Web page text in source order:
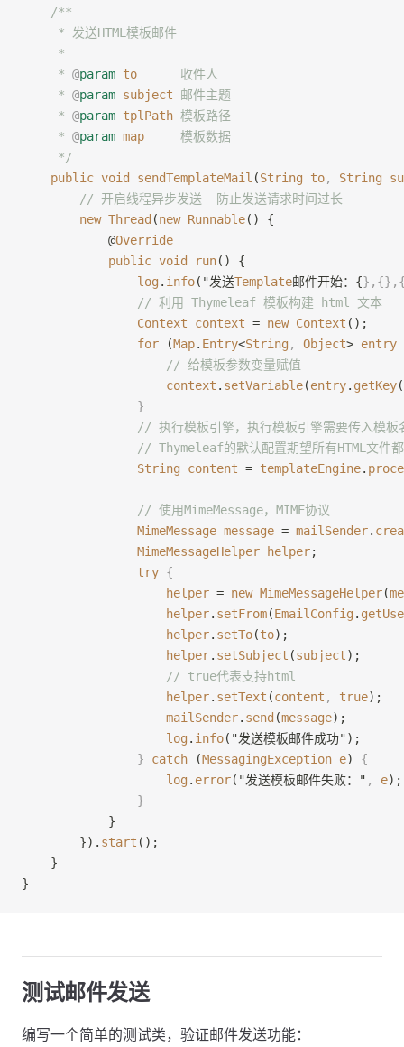
    /**
     * 发送HTML模板邮件
     *
     *
@param to
      收件人
     *
@param subject 邮件主题
     *
@param tplPath 模板路径
     *
@param map
     模板数据
     */
    public
void sendTemplateMail (String to, String
        // 开启线程异步发送  防止发送请求时间过长
        new
Thread (new Runnable() {
            @
Override
            public
void run() {
                log
. info("发送Template邮件开始：{
                // 利用 Thymeleaf 模板构建 html 文本
                Context
context = new Context ();
                for
(Map. Entry<String , Object> entry
                    // 给模板参数变量赋值
                    context
. setVariable(entry. getKey
                }
// 执行模板引擎，执行模板引擎需要传入模板
// Thymeleaf的默认配置期望所有HTML文件
                String
content = templateEngine.
                // 使用MimeMessage，MIME协议
                MimeMessage
message = mailSender.
                MimeMessageHelper
helper;
                try
{
                    helper
= new MimeMessageHelper(
                    helper
. setFrom(EmailConfig .
                    helper
. setTo(to);
                    helper
. setSubject (subject);
                    // true代表支持html
                    helper
. setText (content , true);
                    mailSender
. send (message);
                    log
. info("发送模板邮件成功");
                }
catch (MessagingException e) {
                    log
. error("发送模板邮件失败：" , e);
                }
            }
        }).
start ();
    }
}
测试邮件发送
编写一个简单的测试类，验证邮件发送功能：